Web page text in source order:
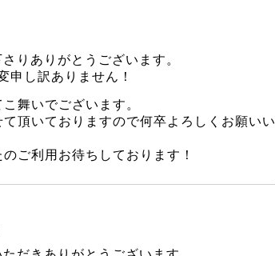
りありがとうございます。
申し訳ありません！
舞いでございます。
頂いておりますので何卒よろしくお願いい
ご利用お待ちしております！